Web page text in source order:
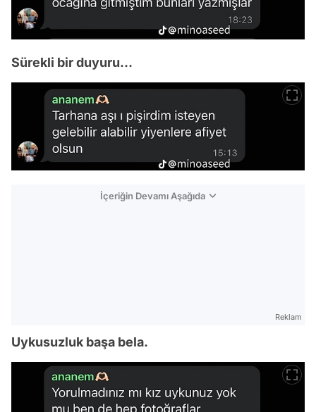
Sürekli bir duyuru...
İçeriğin Devamı Aşağıda
Reklam
Uykusuzluk başa bela.